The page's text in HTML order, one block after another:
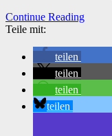
Continue Reading
Teile mit:
teilen
teilen
teilen
teilen